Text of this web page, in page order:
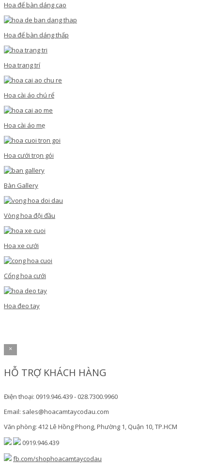
Hoa để bàn dáng cao
Hoa để bàn dáng thấp
Hoa trang trí
Hoa cài áo chú rể
Hoa cài áo mẹ
Hoa cưới trọn gói
Bàn Gallery
Vòng hoa đội đầu
Hoa xe cưới
Cổng hoa cưới
Hoa đeo tay
×
HỖ TRỢ KHÁCH HÀNG
Điện thoại: 0919.946.439 - 028.7300.9960
Email: sales@hoacamtaycodau.com
Văn phòng: 412 Lê Hồng Phong, Phường 1, Quận 10, TP.HCM
0919.946.439
fb.com/shophoacamtaycodau